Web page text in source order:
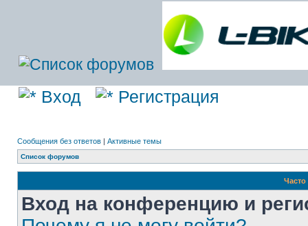
Вход Регистрация
Сообщения без ответов | Активные темы
Список форумов
Вход на конференцию и